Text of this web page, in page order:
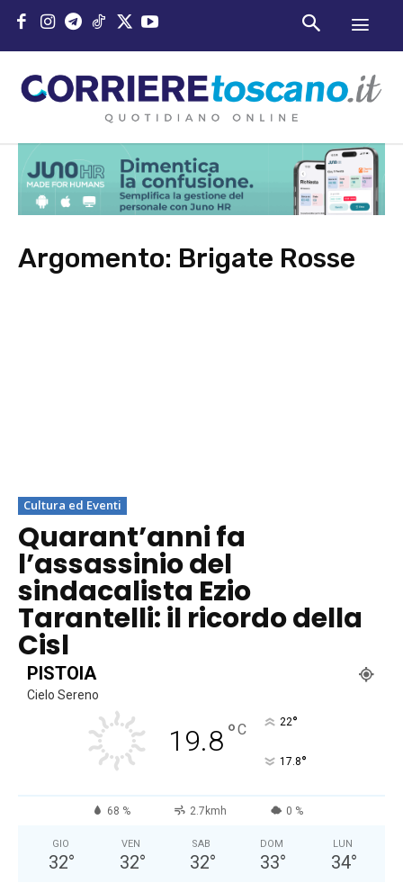
Argomento: Brigate Rosse
Cultura ed Eventi
Quarant’anni fa
l’assassinio del
sindacalista Ezio
Tarantelli: il ricordo della
Cisl
PISTOIA
Cielo Sereno
19.8°C 22°
17.8°
68 % 2.7kmh 0 %
GIO
32°
VEN
32°
SAB
32°
DOM
33°
LUN
34°